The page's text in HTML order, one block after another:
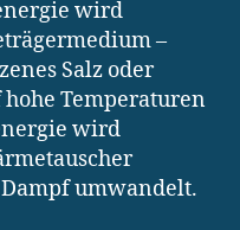
wird
–
Salz oder
Temperaturen
wird
umwandelt.